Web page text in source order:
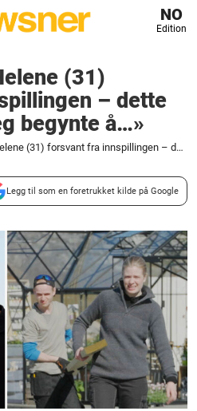
NO
Edition
(31)
– dette
begynte å…»
Sommerhytta-Helene (31) forsvant fra innspillingen – dette er grunnen: "Jeg begynte å..."
Legg til som en foretrukket kilde på Google